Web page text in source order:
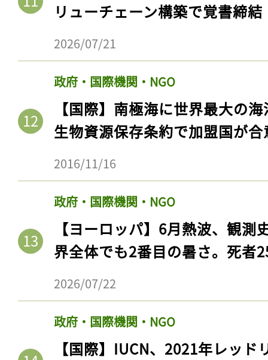
リューチェーン構築で覚書締結
2026/07/21
政府・国際機関・NGO
【国際】南極海に世界最大の
生物資源保存条約で加盟国が合
2016/11/16
政府・国際機関・NGO
【ヨーロッパ】6月熱波、観
界全体でも2番目の暑さ。死者
2026/07/22
政府・国際機関・NGO
【国際】IUCN、2021年レッ